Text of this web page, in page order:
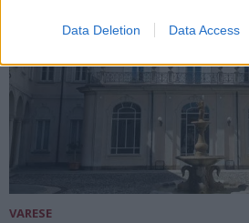
Data Deletion Data Access
VARESE